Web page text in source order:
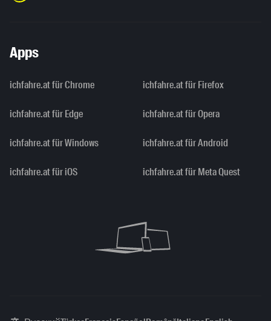
Apps
ichfahre.at für Chrome ichfahre.at für Firefox
ichfahre.at für Edge ichfahre.at für Opera
ichfahre.at für Windows ichfahre.at für Android
ichfahre.at für iOS ichfahre.at für Meta Quest